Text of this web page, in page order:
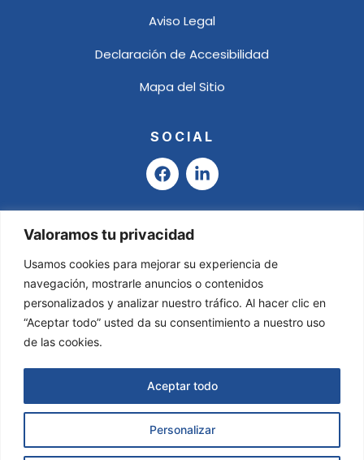
Valoramos tu privacidad
Usamos cookies para mejorar su experiencia de
navegación, mostrarle anuncios o contenidos
personalizados y analizar nuestro tráfico. Al hacer clic en
“Aceptar todo” usted da su consentimiento a nuestro uso
de las cookies.
Personalizar
Aceptar todo
Aviso Legal
Declaración de Accesibilidad
Mapa del Sitio
SOCIAL
F
a
e
b
o
o
k
L
i
k
i
n
-
i
n
Asesoría Valladares & García © 2025
los derechos reservados.Página Web creada por